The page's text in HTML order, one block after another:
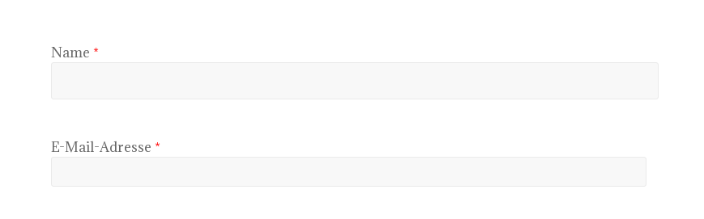
Name *
E-Mail-Adresse *